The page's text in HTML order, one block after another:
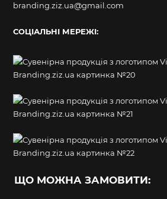
branding.ziz.ua@gmail.com
СОЦІАЛЬНІ МЕРЕЖІ:
ЩО МОЖНА ЗАМОВИТИ: